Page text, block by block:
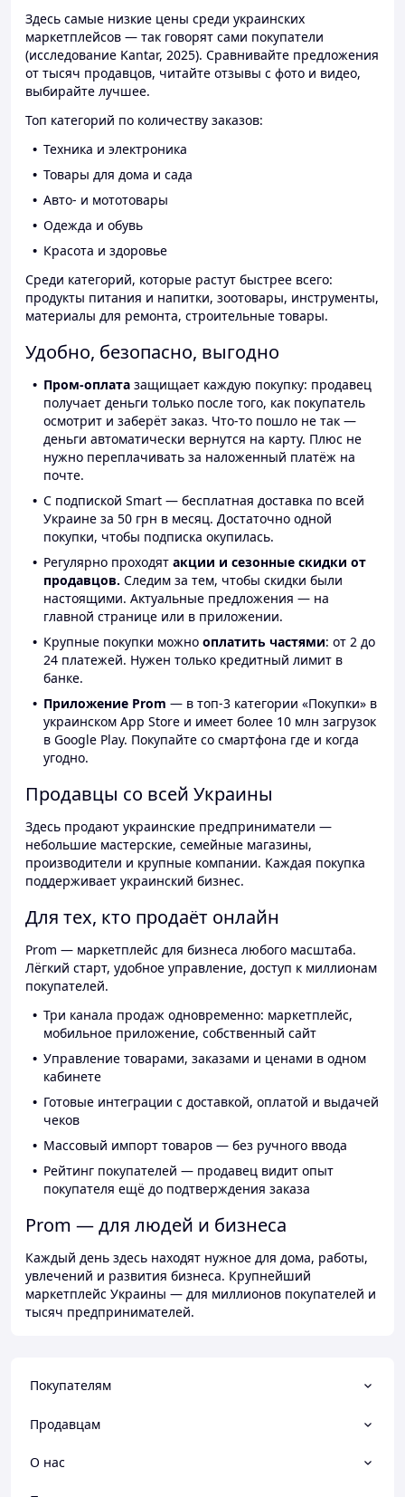
Здесь самые низкие цены среди украинских
маркетплейсов — так говорят сами покупатели
(исследование Kantar, 2025). Сравнивайте предложения
от тысяч продавцов, читайте отзывы с фото и видео,
выбирайте лучшее.
Топ категорий по количеству заказов:
Техника и электроника
Товары для дома и сада
Авто- и мототовары
Одежда и обувь
Красота и здоровье
Среди категорий, которые растут быстрее всего:
продукты питания и напитки, зоотовары, инструменты,
материалы для ремонта, строительные товары.
Удобно, безопасно, выгодно
Пром-оплата защищает каждую покупку: продавец
получает деньги только после того, как покупатель
осмотрит и заберёт заказ. Что-то пошло не так —
деньги автоматически вернутся на карту. Плюс не
нужно переплачивать за наложенный платёж на
почте.
С подпиской Smart — бесплатная доставка по всей
Украине за 50 грн в месяц. Достаточно одной
покупки, чтобы подписка окупилась.
Регулярно проходят акции и сезонные скидки от
продавцов. Следим за тем, чтобы скидки были
настоящими. Актуальные предложения — на
главной странице или в приложении.
Крупные покупки можно оплатить частями: от 2 до
24 платежей. Нужен только кредитный лимит в
банке.
Приложение Prom — в топ-3 категории «Покупки» в
украинском App Store и имеет более 10 млн загрузок
в Google Play. Покупайте со смартфона где и когда
угодно.
Продавцы со всей Украины
Здесь продают украинские предприниматели —
небольшие мастерские, семейные магазины,
производители и крупные компании. Каждая покупка
поддерживает украинский бизнес.
Для тех, кто продаёт онлайн
Prom — маркетплейс для бизнеса любого масштаба.
Лёгкий старт, удобное управление, доступ к миллионам
покупателей.
Три канала продаж одновременно: маркетплейс,
мобильное приложение, собственный сайт
Управление товарами, заказами и ценами в одном
кабинете
Готовые интеграции с доставкой, оплатой и выдачей
чеков
Массовый импорт товаров — без ручного ввода
Рейтинг покупателей — продавец видит опыт
покупателя ещё до подтверждения заказа
Prom — для людей и бизнеса
Каждый день здесь находят нужное для дома, работы,
увлечений и развития бизнеса. Крупнейший
маркетплейс Украины — для миллионов покупателей и
тысяч предпринимателей.
Покупателям
Продавцам
О нас